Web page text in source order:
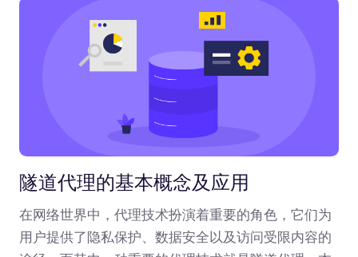
隧道代理的基本概念及应用
在网络世界中，代理技术扮演着重要的角色，它们为
用户提供了隐私保护、数据安全以及访问受限内容的